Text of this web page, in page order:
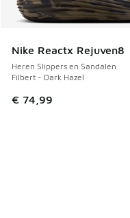
Nike Reactx Rejuven8
Heren Slippers en Sandalen
Filbert - Dark Hazel
€ 74,99